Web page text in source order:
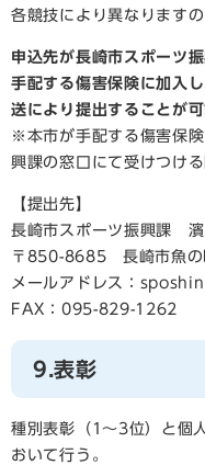
各競技により異なります
申込先が長崎市スポーツ
手配する傷害保険に加入
送により提出することが可
※本市が手配する傷害保
興課の窓口にて受けつけ
【提出先】
長崎市スポーツ振興課
〒850-8685 長崎市魚の
メールアドレス：
FAX：095-829-1262
9.表彰
種別表彰（1～3位）と個
おいて行う。